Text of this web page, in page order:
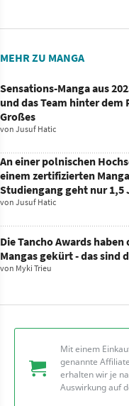
MEHR ZU MANGA
Sensations-Manga aus
und das Team hinter
Großes
von Jusuf Hatic
An einer polnischen
einem zertifizierten
Studiengang geht nur 1,5
von Jusuf Hatic
Die Tancho Awards
Mangas gekürt - das sind
von Myki Trieu
Mit einem
genannte
erhalten wir je
Auswirkung auf